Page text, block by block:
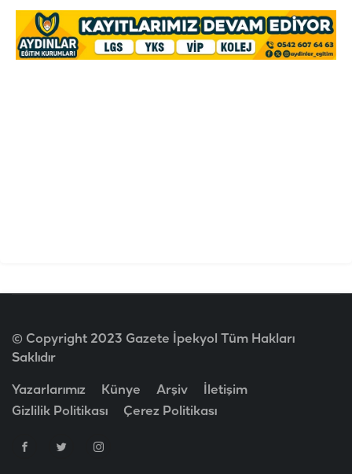
© Copyright 2023 Gazete İpekyol Tüm Hakları
Saklıdır
Yazarlarımız Künye Arşiv
İletişim
Gizlilik Politikası
Çerez Politikası